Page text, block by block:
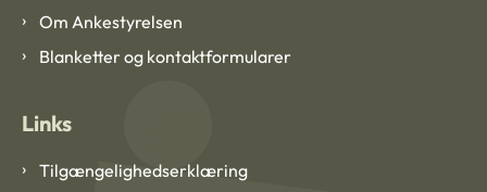
Om Ankestyrelsen
Blanketter og kontaktformularer
Links
Tilgængelighedserklæring